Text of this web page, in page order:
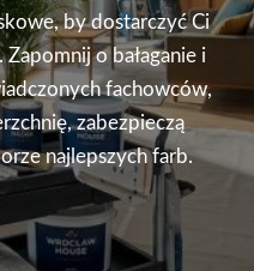
by dostarczyć Ci
o bałaganie i
fachowców,
zabezpieczą
najlepszych farb.